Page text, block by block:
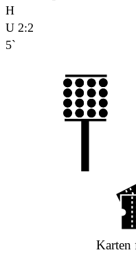
H
U 2:2
5`
Karten